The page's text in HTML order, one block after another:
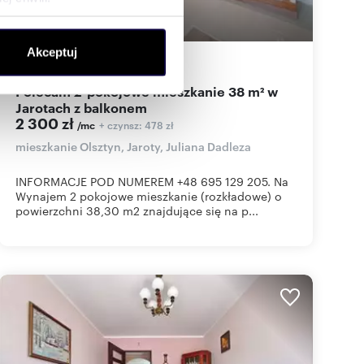
społecznościowym,
od Ciebie lub
Akceptuj
38,30
Polecam 2-pokojowe mieszkanie 38 m² w
Jarotach z balkonem
2 300 zł /mc + czynsz: 478 zł
mieszkanie Olsztyn, Jaroty, Juliana Dadleza
INFORMACJE POD NUMEREM +48 695 129 205. Na
Wynajem 2 pokojowe mieszkanie (rozkładowe) o
powierzchni 38,30 m2 znajdujące się na p...